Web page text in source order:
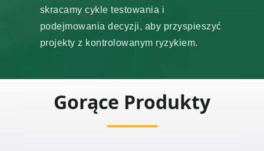
skracamy cykle testowania i
podejmowania decyzji, aby przyspieszyć
projekty z kontrolowanym ryzykiem.
Gorące Produkty